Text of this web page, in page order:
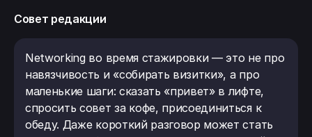
Совет редакции
Networking во время стажировки — это не про
навязчивость и «собирать визитки», а про
маленькие шаги: сказать «привет» в лифте,
спросить совет за кофе, присоединиться к
обеду. Даже короткий разговор может стать